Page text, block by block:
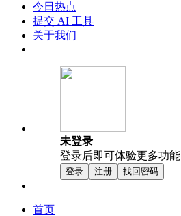
今日热点
提交 AI 工具
关于我们
未登录
登录后即可体验更多功能
登录 注册 找回密码
首页